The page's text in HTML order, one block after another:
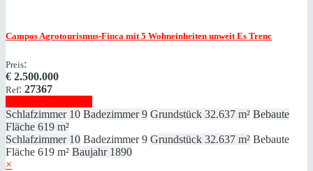
CamposAgrotourismus-Finca mit 5 Wohneinheiten unweit Es Trenc
Preis:
€ 2.500.000
Ref: 27367
Schlafzimmer 10 Badezimmer 9 Grundstück 32.637 m² Bebaute
Fläche 619 m²
Schlafzimmer 10 Badezimmer 9 Grundstück 32.637 m² Bebaute
Fläche 619 m² Baujahr 1890
×